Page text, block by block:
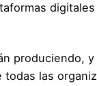
produciendo,
las